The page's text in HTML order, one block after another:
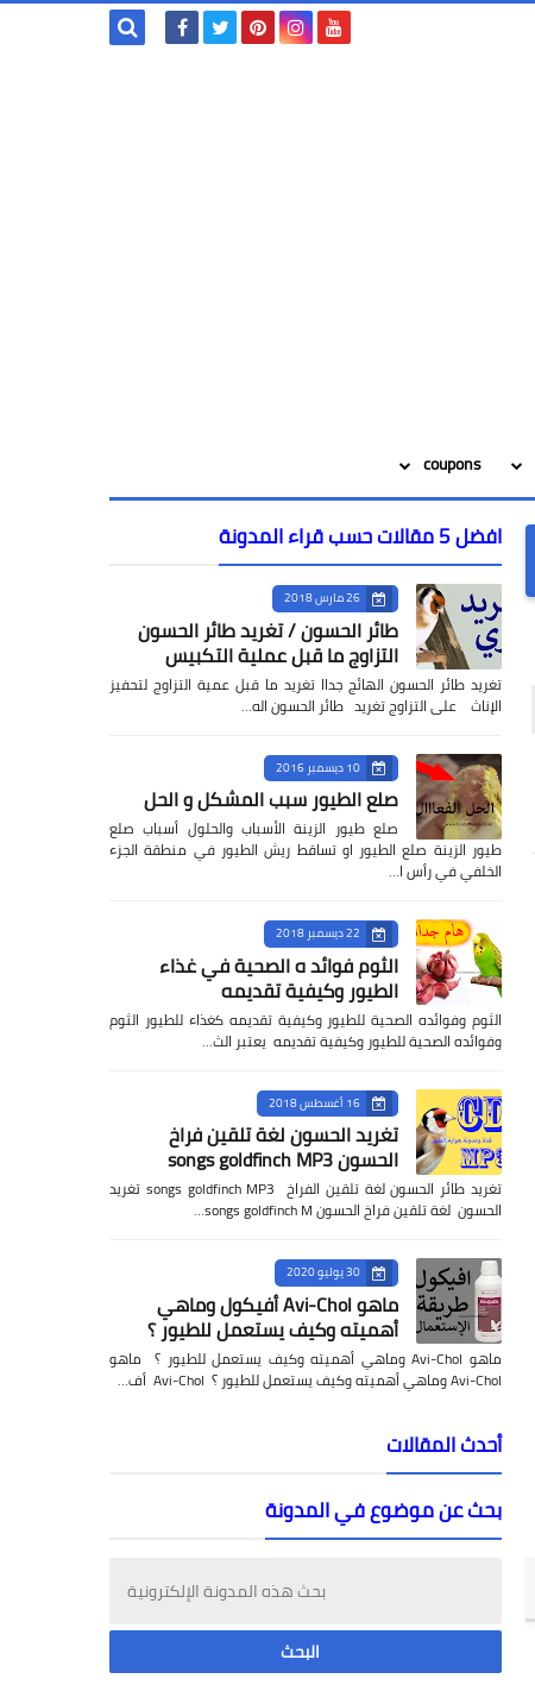
coupons
افضل 5 مقالات حسب قراء المدونة
26 مارس 2018
طائر الحسون / تغريد طائر الحسون
التزاوج ما قبل عملية التكبيس
تغريد طائر الحسون الهائج جداا تغريد ما قبل عمية التزاوج لتحفيز
الإناث على التزاوج تغريد طائر الحسون اله…
10 ديسمبر 2016
صلع الطيور سبب المشكل و الحل
صلع طيور الزينة الأسباب والحلول أسباب صلع
طيور الزينة صلع الطيور او تساقط ريش الطيور في منطقة الجزء
الخلفي في رأس ا…
22 ديسمبر 2018
الثوم فوائد ه الصحية في غذاء
الطيور وكيفية تقديمه
الثوم وفوائده الصحية للطيور وكيفية تقديمه كغذاء للطيور الثوم
وفوائده الصحية للطيور وكيفية تقديمه يعتبر الث…
16 أغسطس 2018
تغريد الحسون لغة تلقين فراخ
الحسون songs goldfinch MP3
تغريد طائر الحسون لغة تلقين الفراخ songs goldfinch MP3 تغريد
الحسون لغة تلقين فراخ الحسون songs goldfinch M…
30 يوليو 2020
ماهو Avi-Chol أفيكول وماهي
أهميته وكيف يستعمل للطيور ؟
ماهو Avi-Chol وماهي أهميته وكيف يستعمل للطيور ؟ ماهو
Avi-Chol وماهي أهميته وكيف يستعمل للطيور ؟ Avi-Chol أف…
أحدث المقالات
بحث عن موضوع في المدونة